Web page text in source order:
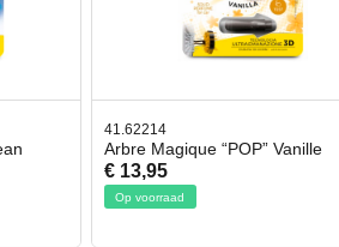
41.62214
Arbre Magique “POP” Vanille
€ 13,95
Op voorraad